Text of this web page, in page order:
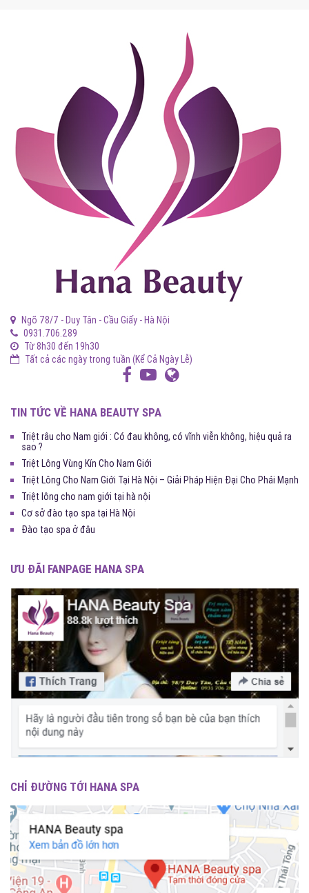
Ngõ 78/7 - Duy Tân - Cầu Giấy - Hà Nội
0931.706.289
Từ 8h30 đến 19h30
Tất cả các ngày trong tuần (Kể Cả Ngày Lễ)
TIN TỨC VỀ HANA BEAUTY SPA
Triệt râu cho Nam giới : Có đau không, có vĩnh viễn không, hiệu quả ra
sao ?
Triệt Lông Vùng Kín Cho Nam Giới
Triệt Lông Cho Nam Giới Tại Hà Nội – Giải Pháp Hiện Đại Cho Phái Mạnh
Triệt lông cho nam giới tại hà nội
Cơ sở đào tạo spa tại Hà Nội
Đào tạo spa ở đâu
ƯU ĐÃI FANPAGE HANA SPA
CHỈ ĐƯỜNG TỚI HANA SPA